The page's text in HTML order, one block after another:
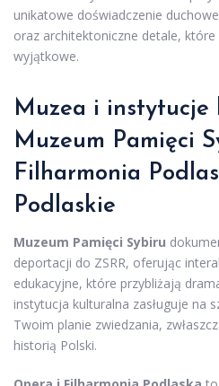
unikatowe doświadczenie
oraz architektoniczne detale,
wyjątkowe.
Muzea i instytucje
Muzeum Pamięci
Filharmonia
Podlaskie
Muzeum Pamięci Sybiru
deportacji do ZSRR, oferując
edukacyjne, które przybliżają
instytucja kulturalna zasługuje na
Twoim planie zwiedzania,
historią Polski.